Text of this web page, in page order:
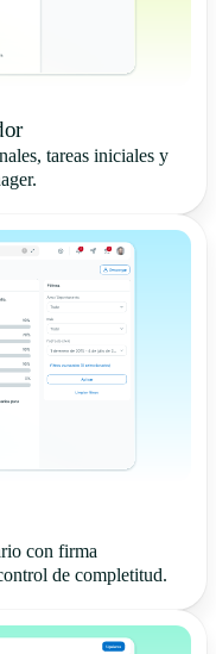
tareas iniciales y
con firma
de completitud.